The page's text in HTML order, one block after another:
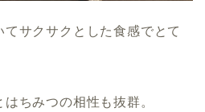
てサクサクとした食感でとて
ちみつの相性も抜群。